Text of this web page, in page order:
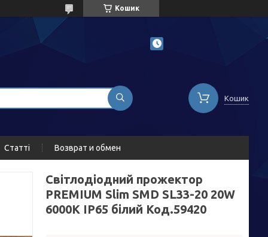
Кошик
Кошик
Статті Возврат и обмен
Світлодіодний прожектор
PREMIUM Slim SMD SL33-20 20W
6000K IP65 білий Код.59420